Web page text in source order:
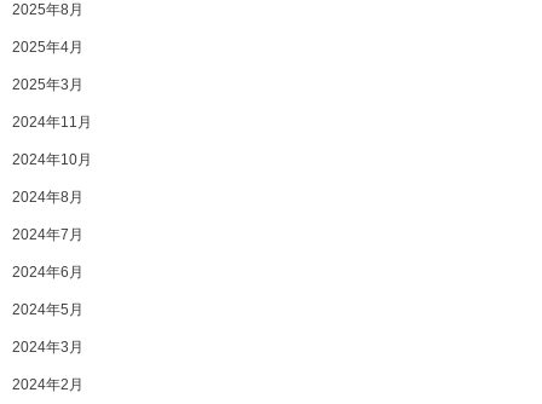
2025年8月
2025年4月
2025年3月
2024年11月
2024年10月
2024年8月
2024年7月
2024年6月
2024年5月
2024年3月
2024年2月